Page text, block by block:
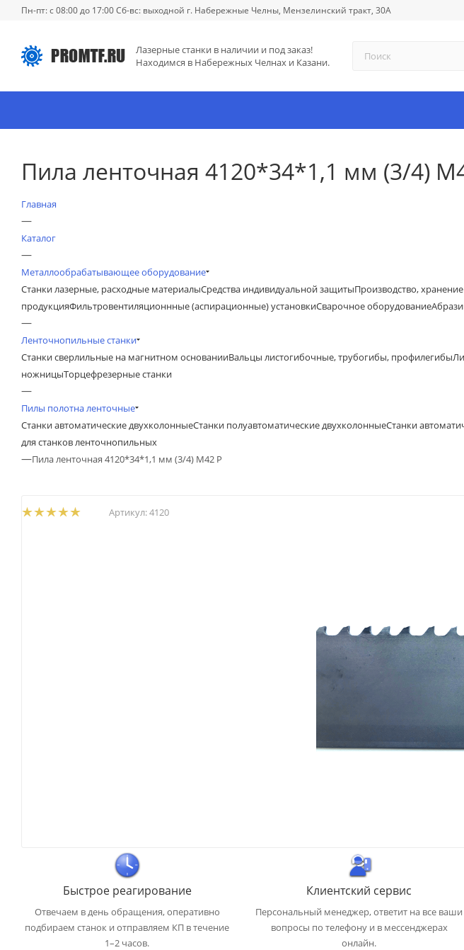
Пн-пт: с 08:00 до 17:00 Сб-вс: выходной г. Набережные Челны, Мензелинский тракт, 30А
Лазерные станки в наличии и под заказ!
Находимся в Набережных Челнах и Казани.
Пила ленточная 4120*34*1,1 мм (3/4)
Главная
—
Каталог
—
Металлообрабатывающее оборудование
Станки лазерные, расходные материалыСредства индивидуальной защитыПроизводство,
продукцияФильтровентиляционнные (аспирационные) установкиСварочное оборудование
—
Ленточнопильные станки
Станки сверлильные на магнитном основанииВальцы листогибочные, трубогибы, профилегибы
ножницыТорцефрезерные станки
—
Пилы полотна ленточные
Станки автоматические двухколонныеСтанки полуавтоматические двухколонныеСтанки
для станков ленточнопильных
—Пила ленточная 4120*34*1,1 мм (3/4) М42 P
Артикул:4120
Быстрое реагирование
Отвечаем в день обращения, оперативно
подбираем станок и отправляем КП в течение
1–2 часов.
Клиентский сервис
Персональный менеджер, ответит на все ваши
вопросы по телефону и в мессенджерах
онлайн.